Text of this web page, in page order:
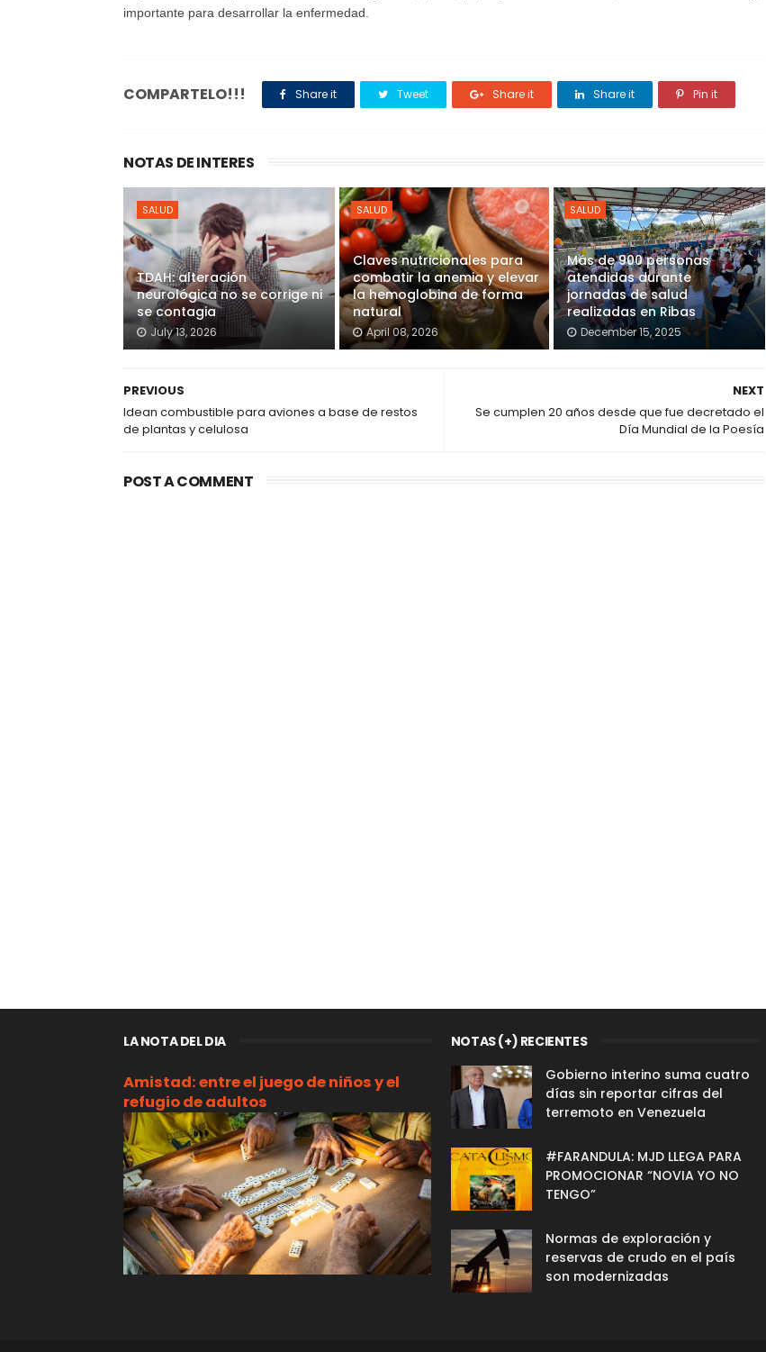
importante para desarrollar la enfermedad.
COMPARTELO!!! Share it Tweet Share it Share it Pin it
NOTAS DE INTERES
SALUD
TDAH: alteración
neurológica no se corrige ni
se contagia
July 13, 2026
SALUD
Claves nutricionales para
combatir la anemia y elevar
la hemoglobina de forma
natural
April 08, 2026
SALUD
Más de 900 personas
atendidas durante
jornadas de salud
realizadas en Ribas
December 15, 2025
NEXT
Se cumplen 20 años desde que fue decretado el
Día Mundial de la Poesía
PREVIOUS
Idean combustible para aviones a base de restos
de plantas y celulosa
POST A COMMENT
LA NOTA DEL DIA
Amistad: entre el juego de niños y el
refugio de adultos
NOTAS (+) RECIENTES
Gobierno interino suma cuatro
días sin reportar cifras del
terremoto en Venezuela
#FARANDULA: MJD LLEGA PARA
PROMOCIONAR “NOVIA YO NO
TENGO”
Normas de exploración y
reservas de crudo en el país
son modernizadas